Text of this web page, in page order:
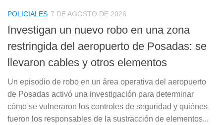
POLICIALES 7 DE AGOSTO DE 2026
Investigan un nuevo robo en una zona
restringida del aeropuerto de Posadas: se
llevaron cables y otros elementos
Un episodio de robo en un área operativa del aeropuerto
de Posadas activó una investigación para determinar
cómo se vulneraron los controles de seguridad y quiénes
fueron los responsables de la sustracción de elementos...